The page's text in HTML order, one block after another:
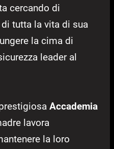
cercando di
tutta la vita di sua
la cima di
leader al
Accademia
lavora
la loro